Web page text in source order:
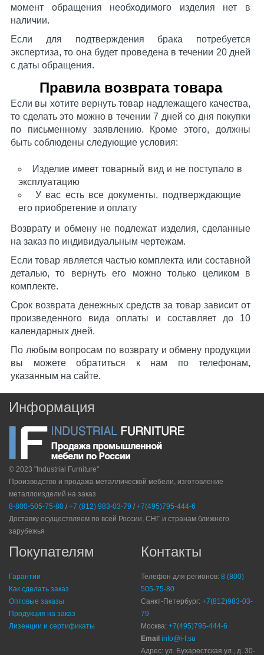
момент обращения необходимого изделия нет в
наличии.
Если для подтверждения брака потребуется
экспертиза, то она будет проведена в течении 20 дней
с даты обращения.
Правила возврата товара
Если вы хотите вернуть товар надлежащего качества,
то сделать это можно в течении 7 дней со дня покупки
по письменному заявлению. Кроме этого, должны
быть соблюдены следующие условия:
Изделие имеет товарный вид и не поступало в
эксплуатацию
У вас есть все документы, подтверждающие
его приобретение и оплату
Возврату и обмену не подлежат изделия, сделанные
на заказ по индивидуальным чертежам.
Если товар является частью комплекта или составной
деталью, то вернуть его можно только целиком в
комплекте.
Срок возврата денежных средств за товар зависит от
произведенного вида оплаты и составляет до 10
календарных дней.
По любым вопросам по возврату и обмену продукции
вы можете обратиться к нам по телефонам,
указанным на сайте.
Информация
© 2023 "Industrial Furniture"
Производство и продажа металлической мебели, изготовление
металлоизделий на заказ
8-800-505-75-80 / +7 (812) 983-03-79 / +7(495)795-444-6
Доставку осуществляем по всей России, СНГ и странам ближнего
зарубежья
Покупателям
Гарантии
Как сделать заказ
Оптовые заказы
Продукция на заказ
Лизенции и сертификаты
Контакты
Телефон для регионов: 8 (800)
505-75-80
Санкт-Петербург: +7(812)983-03-
79
Москва: +7(495)795-444-6
Email info@i-f.su
Адрес: ул. Бухарестская ул., д. 30-